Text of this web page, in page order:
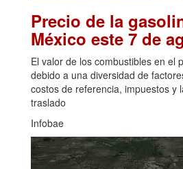
Precio de la
México este 7 de
El valor de los combustibles en el
debido a una diversidad de
costos de referencia, impuestos y
traslado
Infobae